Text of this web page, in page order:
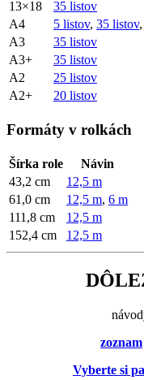
13×18
35 listov
A4
5 listov, 35 listov
A3
35 listov
A3+
35 listov
A2
25 listov
A2+
20 listov
Formáty v rolkách
Šírka role
Návin
43,2 cm
12,5 m
61,0 cm
12,5 m, 6 m
111,8 cm
12,5 m
152,4 cm
12,5 m
zoznam
Vyberte si